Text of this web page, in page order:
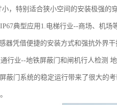
，特别适合狭小空间的安装极强
典型应用1.电梯行业--商场、机
器凭借便捷的安装方式和强抗外界
行业--地铁屏蔽门和闸机行人检测
蔽门系统的稳定运行带来了很大的